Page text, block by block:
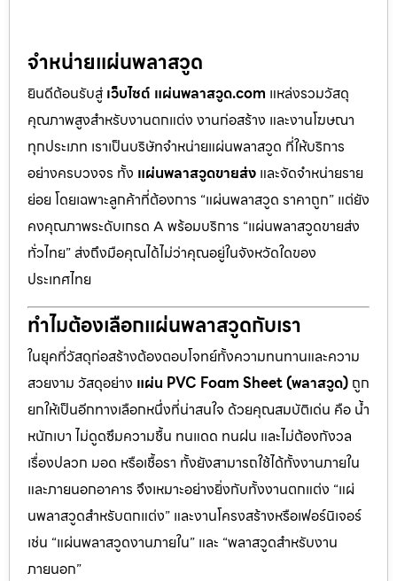
จำหน่ายแผ่นพลาสวูด
ยินดีต้อนรับสู่ เว็บไซต์ แผ่นพลาสวูด.com แหล่งรวมวัสดุ
คุณภาพสูงสำหรับงานตกแต่ง งานก่อสร้าง และงานโฆษณา
ทุกประเภท เราเป็นบริษัทจำหน่ายแผ่นพลาสวูด ที่ให้บริการ
อย่างครบวงจร ทั้ง แผ่นพลาสวูดขายส่ง และจัดจำหน่ายราย
ย่อย โดยเฉพาะลูกค้าที่ต้องการ “แผ่นพลาสวูด ราคาถูก” แต่ยัง
คงคุณภาพระดับเกรด A พร้อมบริการ “แผ่นพลาสวูดขายส่ง
ทั่วไทย” ส่งถึงมือคุณได้ไม่ว่าคุณอยู่ในจังหวัดใดของ
ประเทศไทย
ทำไมต้องเลือกแผ่นพลาสวูดกับเรา
ในยุคที่วัสดุก่อสร้างต้องตอบโจทย์ทั้งความทนทานและความ
สวยงาม วัสดุอย่าง แผ่น PVC Foam Sheet (พลาสวูด) ถูก
ยกให้เป็นอีกทางเลือกหนึ่งที่น่าสนใจ ด้วยคุณสมบัติเด่น คือ น้ำ
หนักเบา ไม่ดูดซึมความชื้น ทนแดด ทนฝน และไม่ต้องกังวล
เรื่องปลวก มอด หรือเชื้อรา ทั้งยังสามารถใช้ได้ทั้งงานภายใน
และภายนอกอาคาร จึงเหมาะอย่างยิ่งกับทั้งงานตกแต่ง “แผ่
นพลาสวูดสำหรับตกแต่ง” และงานโครงสร้างหรือเฟอร์นิเจอร์
เช่น “แผ่นพลาสวูดงานภายใน” และ “พลาสวูดสำหรับงาน
ภายนอก”